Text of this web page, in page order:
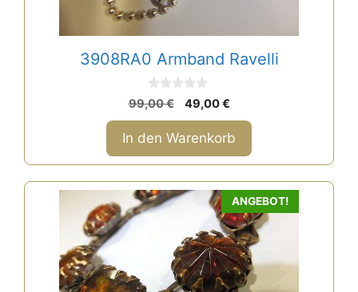
3908RA0 Armband Ravelli
0
v
o
n
5
99,00€
Ursprünglicher
Preis
war:
99,00 €
49,00€Aktueller
Preis
ist:
49,00 €.
In den Warenkorb
ANGEBOT!